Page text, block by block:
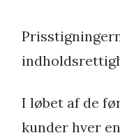
I løbet af de
kunder hver